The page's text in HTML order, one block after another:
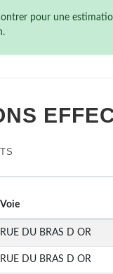
pour une
Voie
RUE DU BRAS D OR
RUE DU BRAS D OR